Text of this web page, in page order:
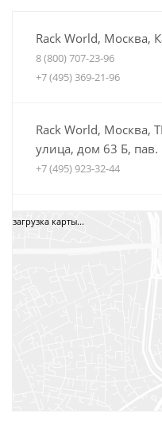
Rack World, Москва,
8 (800) 707-23-96
+7 (495) 369-21-96
Rack World, Москва,
улица, дом 63 Б, пав.
+7 (495) 923-32-44
Автобагажники
загрузка карты...